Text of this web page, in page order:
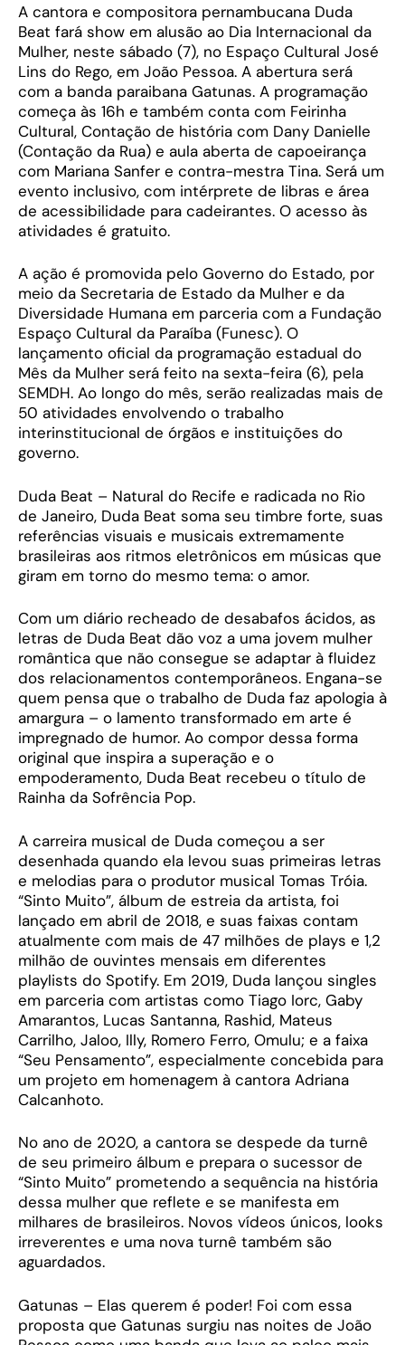
A cantora e compositora pernambucana Duda
Beat fará show em alusão ao Dia Internacional da
Mulher, neste sábado (7), no Espaço Cultural José
Lins do Rego, em João Pessoa. A abertura será
com a banda paraibana Gatunas. A programação
começa às 16h e também conta com Feirinha
Cultural, Contação de história com Dany Danielle
(Contação da Rua) e aula aberta de capoeirança
com Mariana Sanfer e contra-mestra Tina. Será um
evento inclusivo, com intérprete de libras e área
de acessibilidade para cadeirantes. O acesso às
atividades é gratuito.
A ação é promovida pelo Governo do Estado, por
meio da Secretaria de Estado da Mulher e da
Diversidade Humana em parceria com a Fundação
Espaço Cultural da Paraíba (Funesc). O
lançamento oficial da programação estadual do
Mês da Mulher será feito na sexta-feira (6), pela
SEMDH. Ao longo do mês, serão realizadas mais de
50 atividades envolvendo o trabalho
interinstitucional de órgãos e instituições do
governo.
Duda Beat – Natural do Recife e radicada no Rio
de Janeiro, Duda Beat soma seu timbre forte, suas
referências visuais e musicais extremamente
brasileiras aos ritmos eletrônicos em músicas que
giram em torno do mesmo tema: o amor.
Com um diário recheado de desabafos ácidos, as
letras de Duda Beat dão voz a uma jovem mulher
romântica que não consegue se adaptar à fluidez
dos relacionamentos contemporâneos. Engana-se
quem pensa que o trabalho de Duda faz apologia à
amargura – o lamento transformado em arte é
impregnado de humor. Ao compor dessa forma
original que inspira a superação e o
empoderamento, Duda Beat recebeu o título de
Rainha da Sofrência Pop.
A carreira musical de Duda começou a ser
desenhada quando ela levou suas primeiras letras
e melodias para o produtor musical Tomas Tróia.
“Sinto Muito”, álbum de estreia da artista, foi
lançado em abril de 2018, e suas faixas contam
atualmente com mais de 47 milhões de plays e 1,2
milhão de ouvintes mensais em diferentes
playlists do Spotify. Em 2019, Duda lançou singles
em parceria com artistas como Tiago Iorc, Gaby
Amarantos, Lucas Santanna, Rashid, Mateus
Carrilho, Jaloo, Illy, Romero Ferro, Omulu; e a faixa
“Seu Pensamento”, especialmente concebida para
um projeto em homenagem à cantora Adriana
Calcanhoto.
No ano de 2020, a cantora se despede da turnê
de seu primeiro álbum e prepara o sucessor de
“Sinto Muito” prometendo a sequência na história
dessa mulher que reflete e se manifesta em
milhares de brasileiros. Novos vídeos únicos, looks
irreverentes e uma nova turnê também são
aguardados.
Gatunas – Elas querem é poder! Foi com essa
proposta que Gatunas surgiu nas noites de João